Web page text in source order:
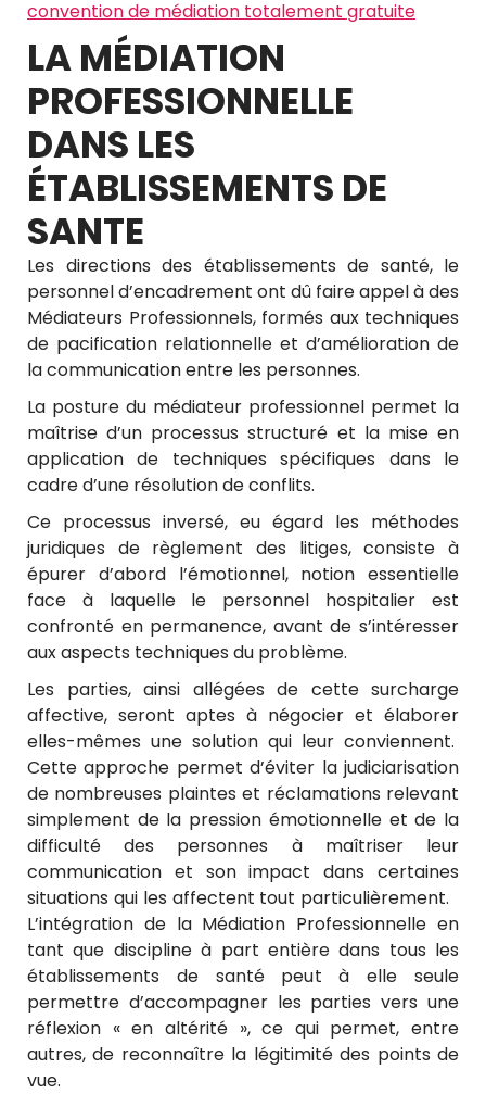
convention de médiation totalement gratuite
LA MÉDIATION
PROFESSIONNELLE
DANS LES
ÉTABLISSEMENTS DE
SANTE
Les directions des établissements de santé, le
personnel d’encadrement ont dû faire appel à des
Médiateurs Professionnels, formés aux techniques
de pacification relationnelle et d’amélioration de
la communication entre les personnes.
La posture du médiateur professionnel permet la
maîtrise d’un processus structuré et la mise en
application de techniques spécifiques dans le
cadre d’une résolution de conflits.
Ce processus inversé, eu égard les méthodes
juridiques de règlement des litiges, consiste à
épurer d’abord l’émotionnel, notion essentielle
face à laquelle le personnel hospitalier est
confronté en permanence, avant de s’intéresser
aux aspects techniques du problème.
Les parties, ainsi allégées de cette surcharge
affective, seront aptes à négocier et élaborer
elles-mêmes une solution qui leur conviennent.
Cette approche permet d’éviter la judiciarisation
de nombreuses plaintes et réclamations relevant
simplement de la pression émotionnelle et de la
difficulté des personnes à maîtriser leur
communication et son impact dans certaines
situations qui les affectent tout particulièrement.
L’intégration de la Médiation Professionnelle en
tant que discipline à part entière dans tous les
établissements de santé peut à elle seule
permettre d’accompagner les parties vers une
réflexion « en altérité », ce qui permet, entre
autres, de reconnaître la légitimité des points de
vue.